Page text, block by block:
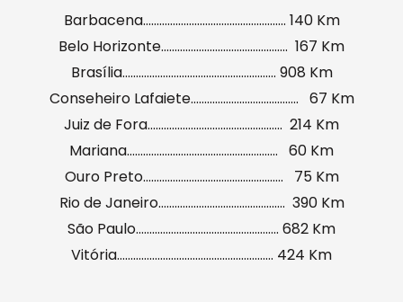
Barbacena…………………………………………….. 140 Km
Belo Horizonte……………………………………….. 167 Km
Brasília………………………………………………… 908 Km
Conseheiro Lafaiete…………………………………. 67 Km
Juiz de Fora………………………………………….. 214 Km
Mariana……………………………………………….. 60 Km
Ouro Preto……………………………………………. 75 Km
Rio de Janeiro……………………………………….. 390 Km
São Paulo…………………………………………….. 682 Km
Vitória…………………………………………………. 424 Km